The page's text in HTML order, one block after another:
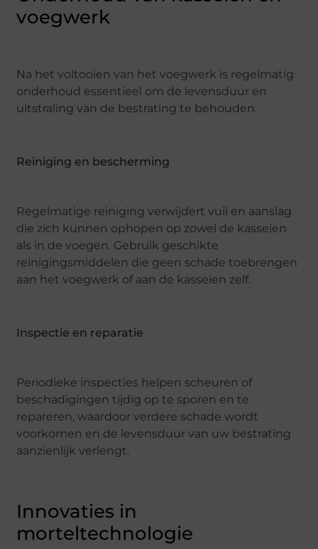
voegwerk
Na het voltooien van het voegwerk is regelmatig
onderhoud essentieel om de levensduur en
uitstraling van de bestrating te behouden.
Reiniging en bescherming
Regelmatige reiniging verwijdert vuil en aanslag
die zich kunnen ophopen op zowel de kasseien
als in de voegen. Gebruik geschikte
reinigingsmiddelen die geen schade toebrengen
aan het voegwerk of aan de kasseien zelf.
Inspectie en reparatie
Periodieke inspecties helpen scheuren of
beschadigingen tijdig op te sporen en te
repareren, waardoor verdere schade wordt
voorkomen en de levensduur van uw bestrating
aanzienlijk verlengt.
Innovaties in
morteltechnologie